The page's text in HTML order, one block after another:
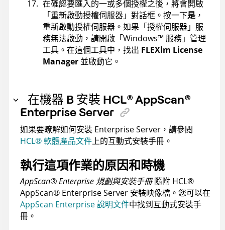
在確認要匯入的一或多個授權之後，將會開啟
「重新啟動授權伺服器」對話框。按一下是，
重新啟動授權伺服器。如果「授權伺服器」服
務無法啟動，請開啟「Windows™ 服務」管理
工具。在這個工具中，找出 FLEXlm License
Manager 並啟動它。
在機器 B 安裝 HCL®AppScan®
Enterprise Server
如果要瞭解如何安裝 Enterprise Server ，請參閱
HCL®軟體產品文件上的互動式安裝手冊。
執行這項作業的原因和時機
AppScan®Enterprise 規劃與安裝手冊隨附 HCL®
AppScan® Enterprise Server 安裝映像檔。您可以在
AppScan Enterprise 說明文件中找到互動式安裝手
冊。